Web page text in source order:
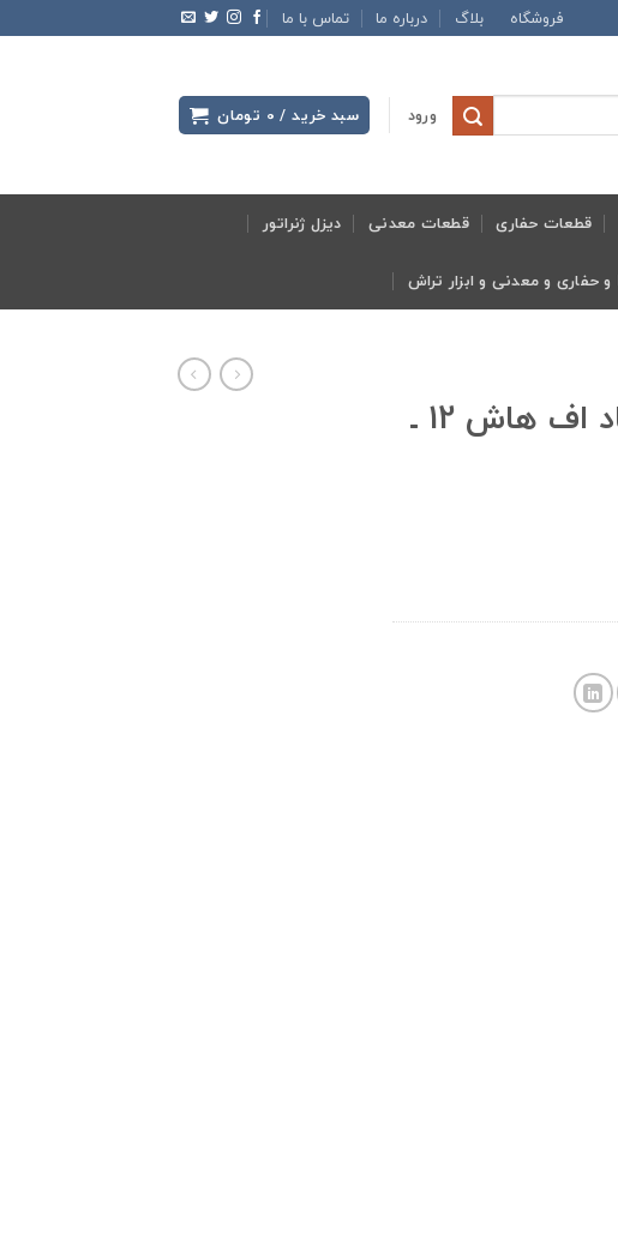
فروشگاه بلاگ درباره ما تماس با ما
ورود سبد خرید / 0 تومان
قطعات حفاری قطعات معدنی دیزل ژنراتور
خرید پمپ باد اف هاش 12 ـ